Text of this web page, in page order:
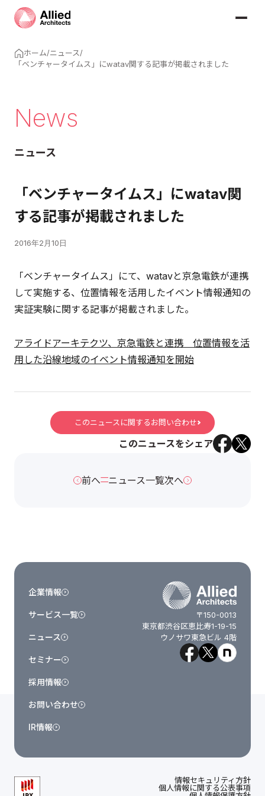
ホーム/ニュース/
「ベンチャータイムス」にwatav関する記事が掲載されました
News
ニュース
「ベンチャータイムス」にwatav関
する記事が掲載されました
2016年2月10日
「ベンチャータイムス」にて、watavと京急電鉄が連携
して実施する、位置情報を活用したイベント情報通知の
実証実験に関する記事が掲載されました。
アライドアーキテクツ、京急電鉄と連携 位置情報を活
用した沿線地域のイベント情報通知を開始
このニュースに関するお問い合わせ
このニュースをシェア
前へ ニュース一覧次へ
〒150-0013
東京都渋谷区恵比寿1-19-15
ウノサワ東急ビル 4階
企業情報
サービス一覧
ニュース
セミナー
採用情報
お問い合わせ
IR情報
情報セキュリティ方針
個人情報に関する公表事項